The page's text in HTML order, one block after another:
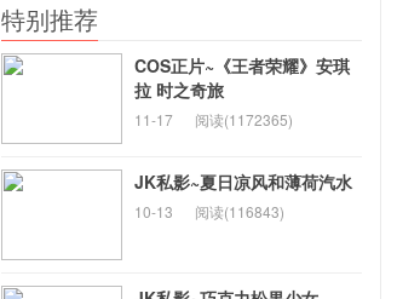
特别推荐
COS正片~《王者荣耀》安琪
拉 时之奇旅
11-17 阅读(1172365)
JK私影~夏日凉风和薄荷汽水
10-13 阅读(116843)